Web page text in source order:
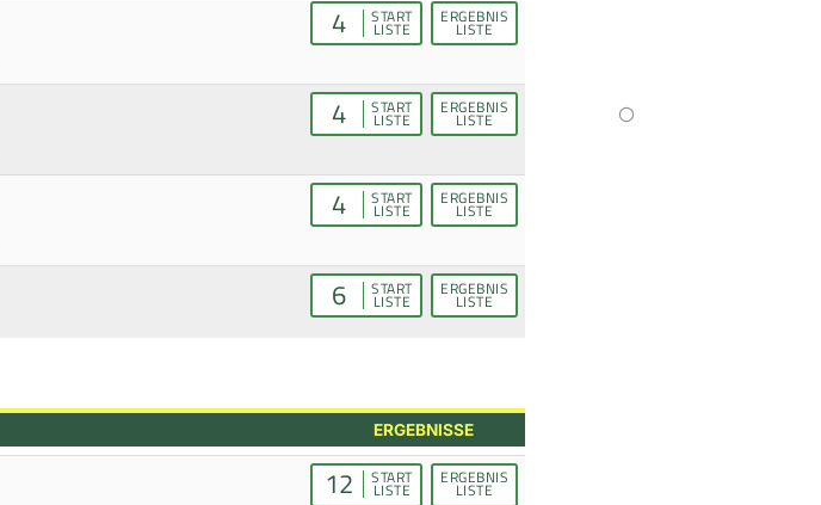
4 START
LISTE
ERGEBNIS
LISTE
4 START
LISTE
ERGEBNIS
LISTE
4 START
LISTE
ERGEBNIS
LISTE
6 START
LISTE
ERGEBNIS
LISTE
ERGEBNISSE
12 START
LISTE
ERGEBNIS
LISTE